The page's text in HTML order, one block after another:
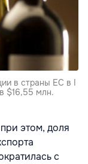
в страны ЕС в I
$16,55 млн.
этом, доля
с